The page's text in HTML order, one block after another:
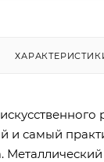
и самый